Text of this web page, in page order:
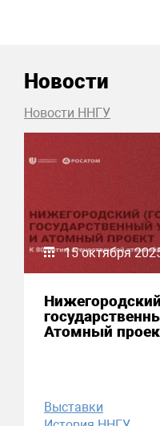
Новости
Новости ННГУ
15 октября
Атомный
Выставки